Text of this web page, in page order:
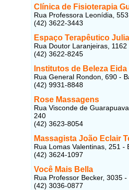
Clínica de Fisioterapia
Rua Professora Leonídia,
(42) 3622-3443
Espaço Terapêutico
Rua Doutor Laranjeiras,
(42) 3622-8245
Institutos de Beleza
Rua General Rondon, 690 -
(42) 9931-8848
Rose Massagens
Rua Visconde de
240
(42) 3623-8054
Massagista João Eclair
Rua Lomas Valentinas, 251 -
(42) 3624-1097
Você Mais Bella
Rua Professor Becker, 3035
(42) 3036-0877